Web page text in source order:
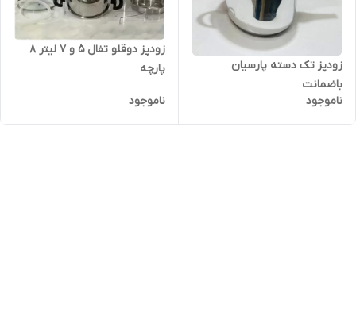
زودپز تک دسته پارسیان
باضمانت
ناموجود
زودپز دوقلو تفال ۵ و ۷ لیتر ۸
پارچه
ناموجود